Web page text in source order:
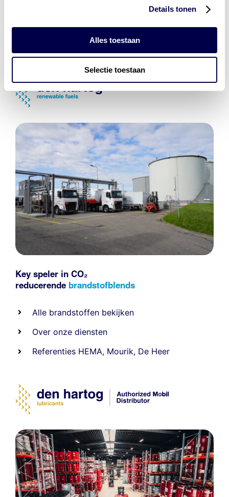
Details tonen
Alles toestaan
Selectie toestaan
Installatie van laadinfra en accu’s
EnergiebeheerenERE’s
enLaadpassen
Key speler in CO₂
reducerende brandstofblends
Alle brandstoffen bekijken
Over onze diensten
Referenties HEMA, Mourik, De Heer